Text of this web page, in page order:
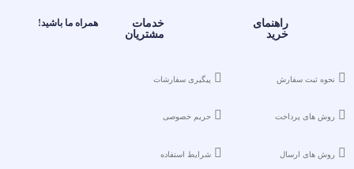
راهنمای
خرید
نحوه ثبت سفارش
روش های پرداخت
روش های ارسال
خدمات
مشتریان
پیگیری سفارشات
حریم خصوصی
شرایط استفاده
همراه ما باشید!